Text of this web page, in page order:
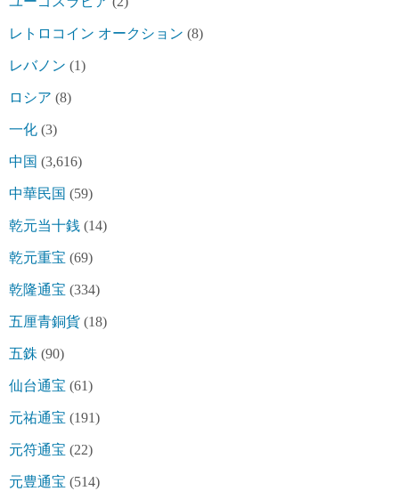
レトロコイン オークション (8)
レバノン (1)
ロシア (8)
一化 (3)
中国 (3,616)
中華民国 (59)
乾元当十銭 (14)
乾元重宝 (69)
乾隆通宝 (334)
五厘青銅貨 (18)
五銖 (90)
仙台通宝 (61)
元祐通宝 (191)
元符通宝 (22)
元豊通宝 (514)